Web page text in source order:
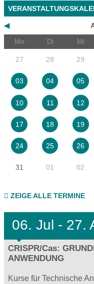
◀
Mo
Di Mi
27 28 29
03 04 05
10 11 12
17 18 19
24 25 26
31 01 02
ZEIGE ALLE TERMINE
06. Jul - 27.
CRISPR/Cas:
ANWENDUNG
Kurse für Technische